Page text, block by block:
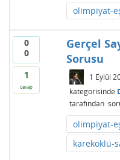
olimpiyat-
0
0
1
cevap
Gerçel
Sorusu
1 Eylül
kategorisinde
tarafından
olimpiyat-
kareköklü-